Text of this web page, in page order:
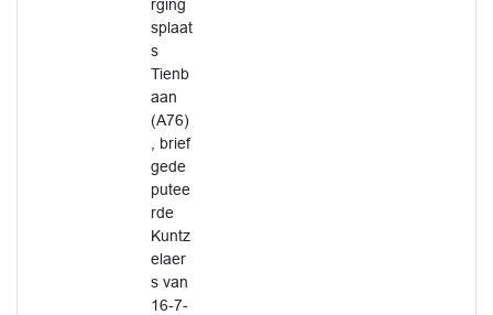
rging
splaat
s
Tienb
aan
(A76)
, brief
gede
putee
rde
Kuntz
elaer
s van
16-7-